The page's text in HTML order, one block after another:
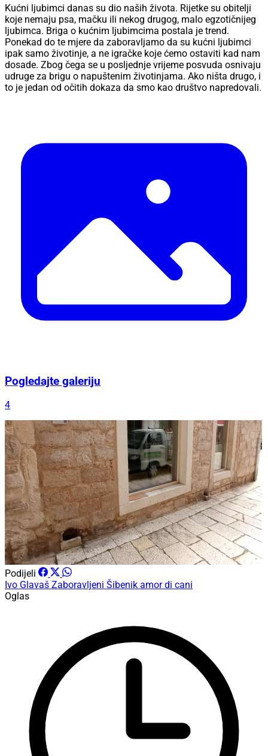
Kućni ljubimci danas su dio naših života. Rijetke su obitelji
koje nemaju psa, mačku ili nekog drugog, malo egzotičnijeg
ljubimca. Briga o kućnim ljubimcima postala je trend.
Ponekad do te mjere da zaboravljamo da su kućni ljubimci
ipak samo životinje, a ne igračke koje ćemo ostaviti kad nam
dosade. Zbog čega se u posljednje vrijeme posvuda osnivaju
udruge za brigu o napuštenim životinjama. Ako ništa drugo, i
to je jedan od očitih dokaza da smo kao društvo napredovali.
Pogledajte galeriju
4
Podijeli
Ivo Glavaš Zaboravljeni Šibenik amor di cani
Oglas